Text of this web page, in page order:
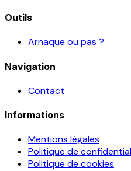
Outils
Arnaque ou pas ?
Navigation
Contact
Informations
Mentions légales
Politique de
Politique de cookies